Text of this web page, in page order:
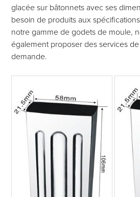
glacée sur bâtonnets avec ses
besoin de produits aux
notre gamme de godets de moule,
également proposer des services
demande.